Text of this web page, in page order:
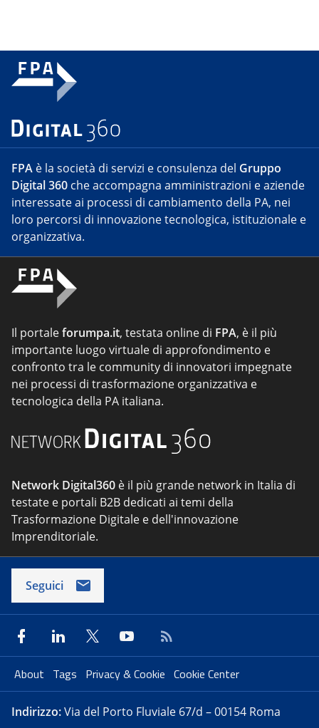
FPA è la società di servizi e consulenza del Gruppo
Digital 360 che accompagna amministrazioni e aziende
interessate ai processi di cambiamento della PA, nei
loro percorsi di innovazione tecnologica, istituzionale e
organizzativa.
Il portaleforumpa.it, testata online di FPA, è il più
importante luogo virtuale di approfondimento e
confronto tra le community di innovatori impegnate
nei processi di trasformazione organizzativa e
tecnologica della PA italiana.
Network Digital360 è il più grande network in Italia di
testate e portali B2B dedicati ai temi della
Trasformazione Digitale e dell'innovazione
Imprenditoriale.
Seguici
About Tags Privacy & Cookie Cookie Center
Indirizzo:Via del Porto Fluviale 67/d – 00154 Roma